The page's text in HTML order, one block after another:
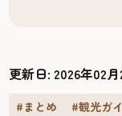
更新日:2026年02
#まとめ #観光ガ